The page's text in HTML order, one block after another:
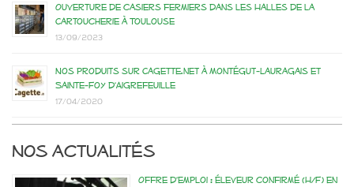
Ouverture de casiers fermiers dans les Halles de la
Cartoucherie à Toulouse
13/09/2023
Nos produits sur Cagette.net à Montégut-Lauragais et
Sainte-Foy d’Aigrefeuille
17/04/2020
Nos actualités
Offre d’emploi : éleveur confirmé (H/F) en